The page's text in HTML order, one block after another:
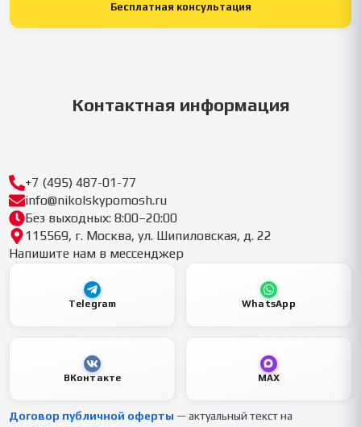
Бесплатная консультация
Контактная информация
+7 (495) 487-01-77
info@nikolskypomosh.ru
Без выходных: 8:00–20:00
115569, г. Москва, ул. Шипиловская, д. 22
Напишите нам в мессенджер
Telegram WhatsApp
ВКонтакте MAX
Договор публичной оферты — актуальный текст на